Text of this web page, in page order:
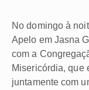
No domingo à
Apelo em Jasna
com a
Misericórdia, que
juntamente com